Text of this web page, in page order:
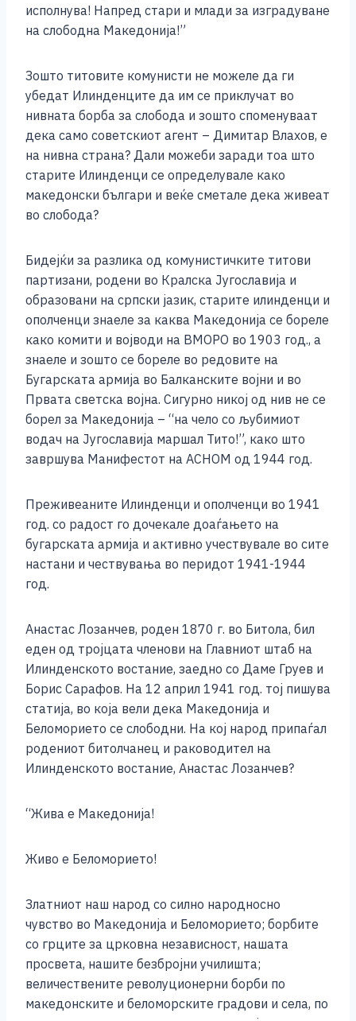
исполнува! Напред стари и млади за изградуване
на слободна Македонија!”
Зошто титовите комунисти не можеле да ги
убедат Илинденците да им се приклучат во
нивната борба за слобода и зошто споменуваат
дека само советскиот агент – Димитар Влахов, е
на нивна страна? Дали можеби заради тоа што
старите Илинденци се определувале како
македонски българи и веќе сметале дека живеат
во слобода?
Бидејќи за разлика од комунистичките титови
партизани, родени во Кралска Југославија и
образовани на српски јазик, старите илинденци и
ополченци знаеле за каква Македонија се бореле
како комити и војводи на ВМОРО во 1903 год., а
знаеле и зошто се бореле во редовите на
Бугарската армија во Балканските војни и во
Првата светска војна. Сигурно никој од нив не се
борел за Македонија – “на чело со љубимиот
водач на Југославија маршал Тито!”, како што
завршува Манифестот на АСНОМ од 1944 год.
Преживеаните Илинденци и ополченци во 1941
год. со радост го дочекале доаѓањето на
бугарската армија и активно учествувале во сите
настани и чествувања во перидот 1941-1944
год.
Анастас Лозанчев, роден 1870 г. во Битола, бил
еден од тројцата членови на Главниот штаб на
Илинденското востание, заедно со Даме Груев и
Борис Сарафов. На 12 април 1941 год. тој пишува
статија, во која вели дека Македонија и
Беломорието се слободни. На кој народ припаѓал
родениот битолчанец и раководител на
Илинденското востание, Анастас Лозанчев?
“Жива е Македонија!
Живо е Беломорието!
Златниот наш народ со силно народносно
чувство во Македонија и Беломорието; борбите
со грците за црковна независност, нашата
просвета, нашите безбројни училишта;
величествените револуционерни борби по
македонските и беломорските градови и села, по